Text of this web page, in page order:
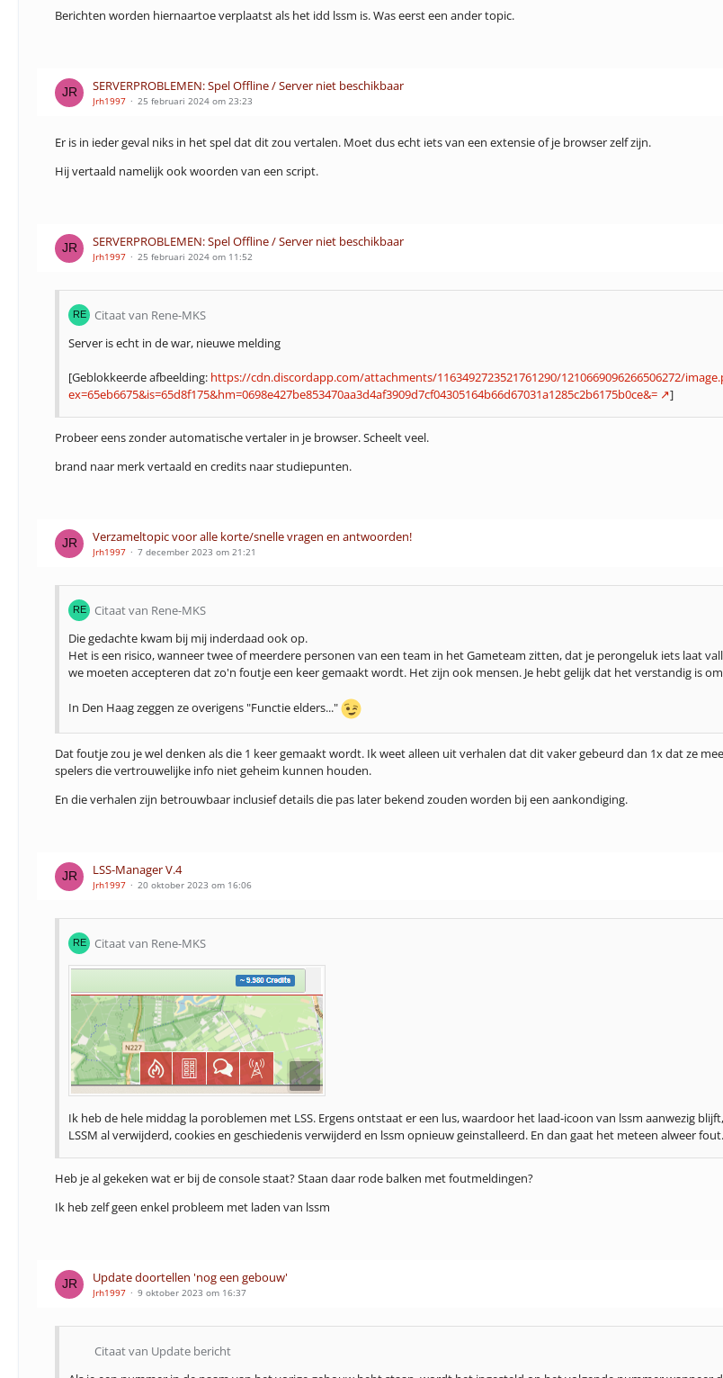
Berichten worden hiernaartoe verplaatst als het idd lssm is. Was eerst een ander topic.
SERVERPROBLEMEN: Spel Offline / Server niet beschikbaar
Jrh1997 25 februari 2024 om 23:23
Er is in ieder geval niks in het spel dat dit zou vertalen. Moet dus echt iets van een extensie of je browser zelf zijn.
Hij vertaald namelijk ook woorden van een script.
SERVERPROBLEMEN: Spel Offline / Server niet beschikbaar
Jrh1997 25 februari 2024 om 11:52
Citaat van Rene-MKS
Server is echt in de war, nieuwe melding
[Geblokkeerde afbeelding: https://cdn.discordapp.com/attachments/1163492723521761290/1210669096266506272/
ex=65eb6675&is=65d8f175&hm=0698e427be853470aa3d4af3909d7cf04305164b66d67031a1285c2b6175b0ce&=
]
Probeer eens zonder automatische vertaler in je browser. Scheelt veel.
brand naar merk vertaald en credits naar studiepunten.
Verzameltopic voor alle korte/snelle vragen en antwoorden!
Jrh1997 7 december 2023 om 21:21
Citaat van Rene-MKS
Die gedachte kwam bij mij inderdaad ook op.
Het is een risico, wanneer twee of meerdere personen van een team in het Gameteam zitten, dat je perongeluk iets laat
we moeten accepteren dat zo'n foutje een keer gemaakt wordt. Het zijn ook mensen. Je hebt gelijk dat het verstandig is
In Den Haag zeggen ze overigens "Functie elders..."
Dat foutje zou je wel denken als die 1 keer gemaakt wordt. Ik weet alleen uit verhalen dat dit vaker gebeurd dan 1x dat ze
spelers die vertrouwelijke info niet geheim kunnen houden.
En die verhalen zijn betrouwbaar inclusief details die pas later bekend zouden worden bij een aankondiging.
LSS-Manager V.4
Jrh1997 20 oktober 2023 om 16:06
Citaat van Rene-MKS
Ik heb de hele middag la poroblemen met LSS. Ergens ontstaat er een lus, waardoor het laad-icoon van lssm aanwezig
LSSM al verwijderd, cookies en geschiedenis verwijderd en lssm opnieuw geinstalleerd. En dan gaat het meteen alweer fout.
Heb je al gekeken wat er bij de console staat? Staan daar rode balken met foutmeldingen?
Ik heb zelf geen enkel probleem met laden van lssm
Update doortellen 'nog een gebouw'
Jrh1997 9 oktober 2023 om 16:37
Citaat van Update bericht